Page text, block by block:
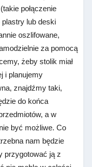
połączenie
lub deski
oszlifowane,
za pomocą
żeby stolik miał
i planujemy
znajdźmy taki,
do końca
a w
być możliwe. Co
nam będzie
przygotować ją z